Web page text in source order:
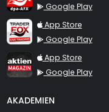
Google Play
TraderFox Live Trading
App Store
Google Play
TraderFox aktien Magazin
App Store
Google Play
AKADEMIEN